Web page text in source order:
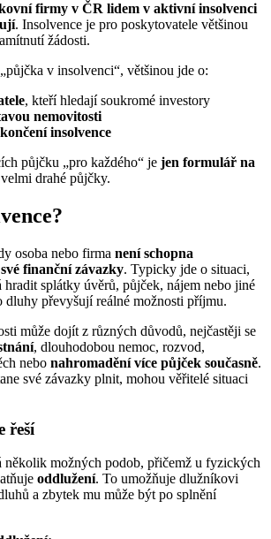
firmy v ČR lidem v aktivní insolvenci
. Insolvence je pro poskytovatele většinou
žádosti.
v insolvenci“, většinou jde o:
, kteří hledají soukromé investory
nemovitosti
insolvence
půjčku „pro každého“ je jen formulář na
drahé půjčky.
osoba nebo firma není schopna
finanční závazky. Typicky jde o situaci,
splátky úvěrů, půjček, nájem nebo jiné
dluhy převyšují reálné možnosti příjmu.
může dojít z různých důvodů, nejčastěji se
, dlouhodobou nemoc, rozvod,
nebo nahromadění více půjček současně.
své závazky plnit, mohou věřitelé situaci
řeší
několik možných podob, přičemž u fyzických
oddlužení. To umožňuje dlužníkovi
a zbytek mu může být po splnění